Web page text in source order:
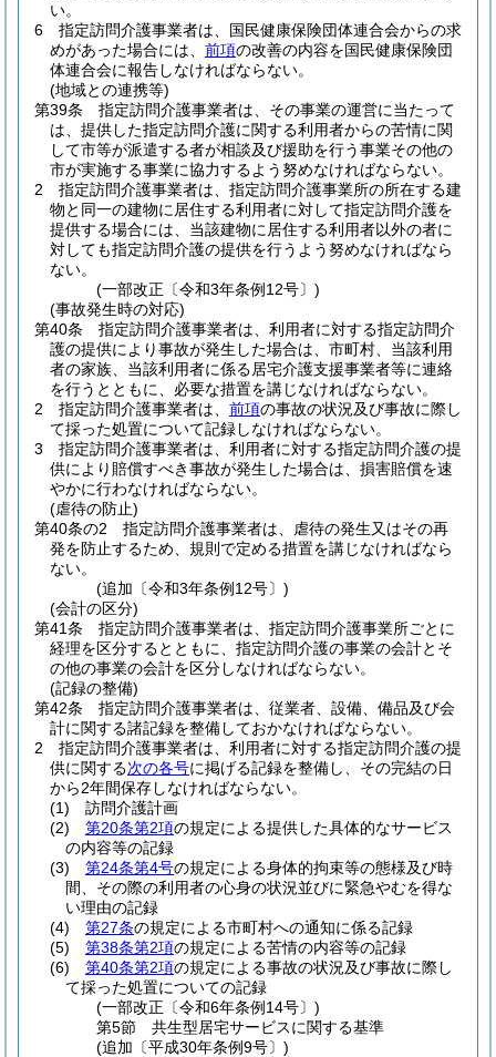
い。
6
指定訪問介護事業者は、国民健康保険団体連合会からの求
めがあった場合には、 前項の改善の内容を国民健康保険団
体連合会に報告しなければならない。
(地域との連携等)
第39条
指定訪問介護事業者は、その事業の運営に当たって
は、提供した指定訪問介護に関する利用者からの苦情に関
して市等が派遣する者が相談及び援助を行う事業その他の
市が実施する事業に協力するよう努めなければならない。
2
指定訪問介護事業者は、指定訪問介護事業所の所在する建
物と同一の建物に居住する利用者に対して指定訪問介護を
提供する場合には、当該建物に居住する利用者以外の者に
対しても指定訪問介護の提供を行うよう努めなければなら
ない。
(一部改正〔令和3年条例12号〕)
(事故発生時の対応)
第40条
指定訪問介護事業者は、利用者に対する指定訪問介
護の提供により事故が発生した場合は、市町村、当該利用
者の家族、当該利用者に係る居宅介護支援事業者等に連絡
を行うとともに、必要な措置を講じなければならない。
2
指定訪問介護事業者は、 前項の事故の状況及び事故に際し
て採った処置について記録しなければならない。
3
指定訪問介護事業者は、利用者に対する指定訪問介護の提
供により賠償すべき事故が発生した場合は、損害賠償を速
やかに行わなければならない。
(虐待の防止)
第40条の2
指定訪問介護事業者は、虐待の発生又はその再
発を防止するため、規則で定める措置を講じなければなら
ない。
(追加〔令和3年条例12号〕)
(会計の区分)
第41条
指定訪問介護事業者は、指定訪問介護事業所ごとに
経理を区分するとともに、指定訪問介護の事業の会計とそ
の他の事業の会計を区分しなければならない。
(記録の整備)
第42条
指定訪問介護事業者は、従業者、設備、備品及び会
計に関する諸記録を整備しておかなければならない。
2
指定訪問介護事業者は、利用者に対する指定訪問介護の提
供に関する次の各号に掲げる記録を整備し、その完結の日
から2年間保存しなければならない。
(1)
訪問介護計画
(2)
第20条第2項の規定による提供した具体的なサービス
の内容等の記録
(3)
第24条第4号の規定による身体的拘束等の態様及び時
間、その際の利用者の心身の状況並びに緊急やむを得な
い理由の記録
(4)
第27条の規定による市町村への通知に係る記録
(5)
第38条第2項の規定による苦情の内容等の記録
(6)
第40条第2項の規定による事故の状況及び事故に際し
て採った処置についての記録
(一部改正〔令和6年条例14号〕)
第5節
共生型居宅サービスに関する基準
(追加〔平成30年条例9号〕)